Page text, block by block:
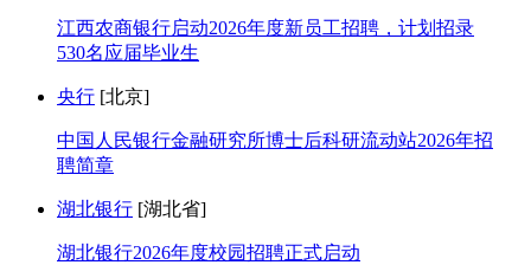
江西农商银行启动2026年度新员工招聘，计划招录
530名应届毕业生
央行 [北京]
中国人民银行金融研究所博士后科研流动站2026年招
聘简章
湖北银行 [湖北省]
湖北银行2026年度校园招聘正式启动